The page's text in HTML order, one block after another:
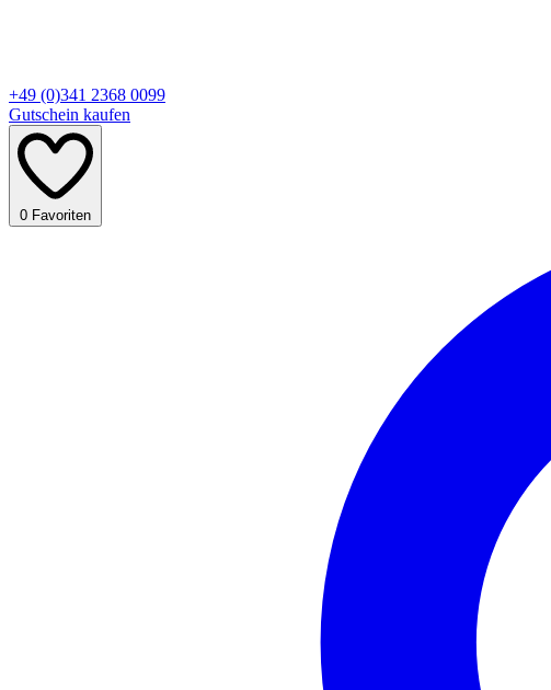
+49 (0)341 2368 0099
Gutschein kaufen
0 Favoriten